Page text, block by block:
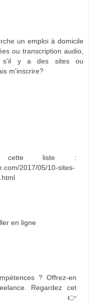
un emploi à domicile
ou transcription audio,
s'il y a des sites ou
m'inscrire?
cette liste :
2017/05/10-sites-
en ligne
? Offrez-en
Regardez cet
👉